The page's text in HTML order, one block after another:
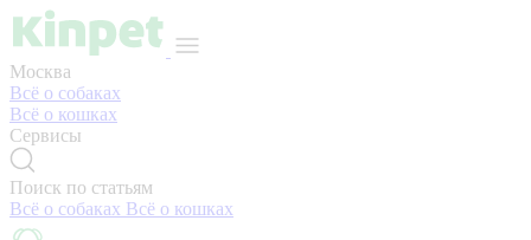
Москва
Всё о собаках
Всё о кошках
Сервисы
Поиск по статьям
Всё о собаках Всё о кошках